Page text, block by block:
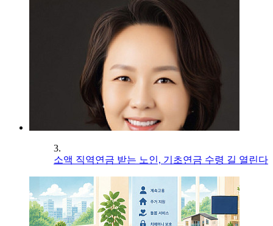
3.
소액 직역연금 받는 노인, 기초연금 수령 길 열린다